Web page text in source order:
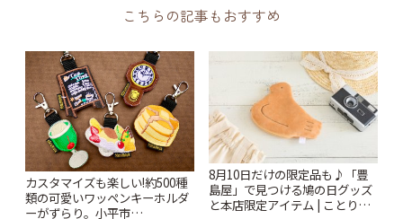
こちらの記事もおすすめ
カスタマイズも楽しい!約500種
類の可愛いワッペンキーホルダ
ーがずらり。小平市
8月10日だけの限定品も♪「豊
島屋」で見つける鳩の日グッズ
と本店限定アイテム | ことりっ